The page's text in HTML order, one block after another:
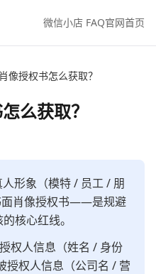
微信小店 FAQ官网首页
像授权书怎么获取？
么获取？
形象（模特 / 员工 / 朋
面肖像授权书——是规避
核心红线。
权人信息（姓名 / 身份
权人信息（公司名 / 营